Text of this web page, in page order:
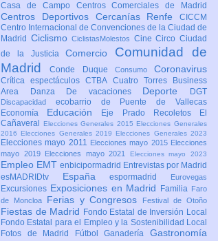
Casa de Campo Centros Comerciales de Madrid
Centros Deportivos Cercanías Renfe CICCM
Centro Internacional de Convenciones de la Ciudad de
Madrid CiclismoCiclistasMolestos CineCircoCiudad
de la JusticiaComercio Comunidad de
MadridConde Duque Consumo Coronavirus
Crítica espectáculosCTBA Cuatro Torres Business
Area
Danza De vacaciones Deporte DGT
Discapacidad ecobarrio de Puente de Vallecas
Economía Educación Eje Prado Recoletos
El
Cañaveral
Elecciones Generales 2015 Elecciones Generales
2016 Elecciones Generales 2019 Elecciones Generales 2023
Elecciones mayo 2011 Elecciones mayo 2015 Elecciones
mayo 2019
Elecciones mayo 2021 Elecciones mayo 2023
Empleo EMT enbicipormadrid Entrevistas por Madrid
esMADRIDtv Españaespormadrid Eurovegas
Excursiones Exposiciones en Madrid Familia Faro
de Moncloa
Ferias y Congresos Festival de Otoño
Fiestas de Madrid Fondo Estatal de Inversión Local
Fondo Estatal para el Empleo y la Sostenibilidad Local
Fotos de Madrid
FútbolGanaderíaGastronomía